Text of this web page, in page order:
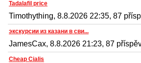
Tadalafil price
Timothything, 8.8.2026 22:35, 87
экскурсии из казани в сви...
JamesCax, 8.8.2026 21:23, 87
Cheap Cialis